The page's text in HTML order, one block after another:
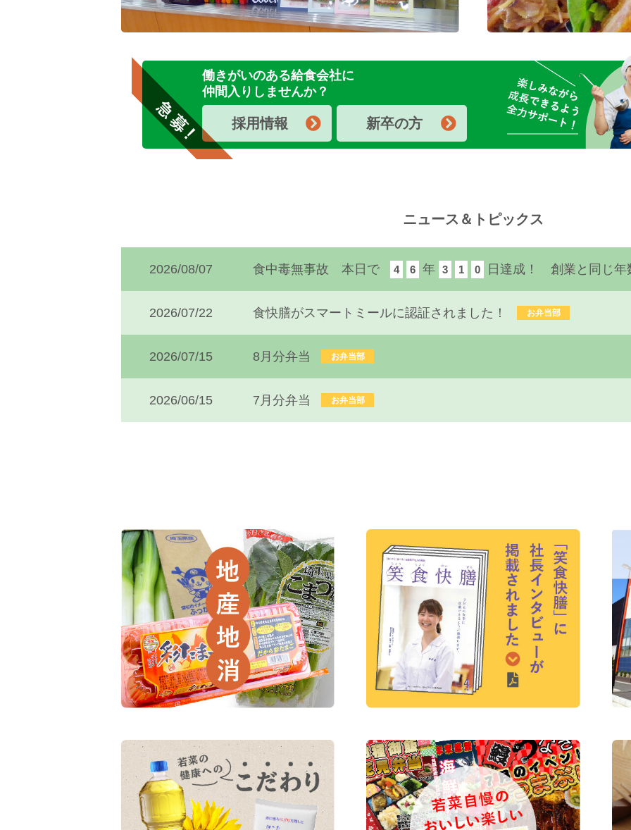
働きがいのある給食会社に
仲間入りしませんか？
採用情報 新卒の方
ニュース＆トピックス
2026/08/07 食中毒無事故 本日で 4 6 年 3 1 0 日達成！ 創業と同じ年
2026/07/22 食快膳がスマートミールに認証されました！ お弁当部
2026/07/15 8月分弁当 お弁当部
2026/06/15 7月分弁当 お弁当部